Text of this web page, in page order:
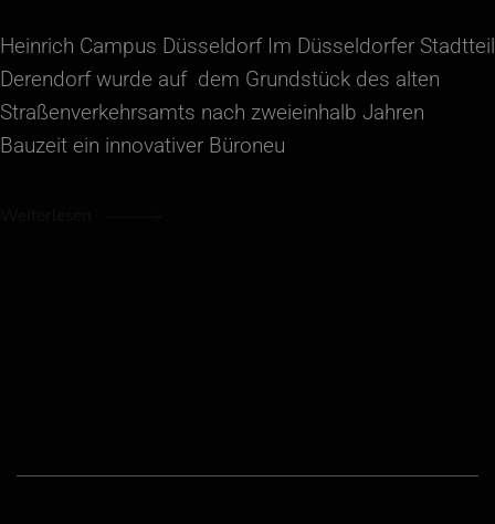
Heinrich Campus Düsseldorf Im Düsseldorfer Stadtteil
Derendorf wurde auf dem Grundstück des alten
Straßenverkehrsamts nach zweieinhalb Jahren
Bauzeit ein innovativer Büroneu